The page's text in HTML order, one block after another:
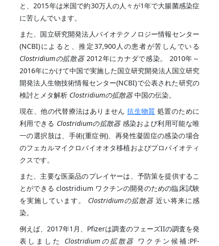
と、2015年は米国で約30万人の人々が1年で大腸菌感染症
に苦しんでいます。
また、国立研究開発法人バイオテクノロジー情報センター
(NCBI)によると、推定37,900人の患者が苦しんでいる
Clostridiumの拡散器2012年にカナダで感染。 2010年～
2016年にかけて中国で実施した国立研究開発法人国立研究
開発法人生物技術情報センター(NCBI)で公表された研究の
検討とメタ解析 Clostridiumの拡散器中国の伝染。
現在、他の代替療法はありません抗生物質 処置のために
利用できる Clostridiumの拡散器感染および利用可能な唯
一の選択肢は、手術(重症例)、再発性凝固症の感染の場合
のフェカルマイクロバイオオタ移植およびプロバイオティ
クスです。
また、主要な医薬品のプレイヤーは、予防策を提供するこ
とができる clostridium ワクチンの開発のための臨床試験
を実施しています。 Clostridiumの拡散器 近い将来に感
染。
例えば、2017年1月、Pfizerは調査のフェーズIIの調査を発
表しました Clostridiumの拡散器 ワクチン候補:PF-